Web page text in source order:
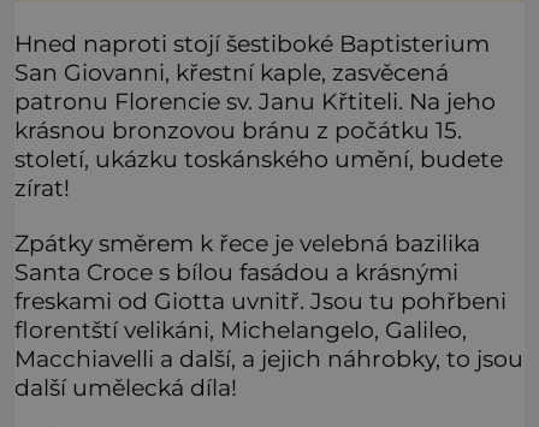
Hned naproti stojí šestiboké Baptisterium
San Giovanni, křestní kaple, zasvěcená
patronu Florencie sv. Janu Křtiteli. Na jeho
krásnou bronzovou bránu z počátku 15.
století, ukázku toskánského umění, budete
zírat!
Zpátky směrem k řece je velebná bazilika
Santa Croce s bílou fasádou a krásnými
freskami od Giotta uvnitř. Jsou tu pohřbeni
florentští velikáni, Michelangelo, Galileo,
Macchiavelli a další, a jejich náhrobky, to jsou
další umělecká díla!